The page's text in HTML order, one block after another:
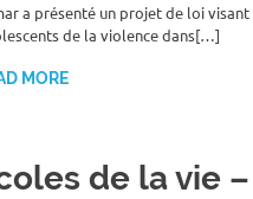
a présenté un projet de loi
de la violence dans[…]
MORE
de la vie